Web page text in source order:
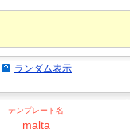
ランダム表示
テンプレート名
malta